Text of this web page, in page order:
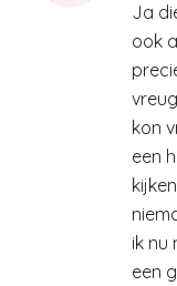
Ja
ook
kon
een
ik nu
een